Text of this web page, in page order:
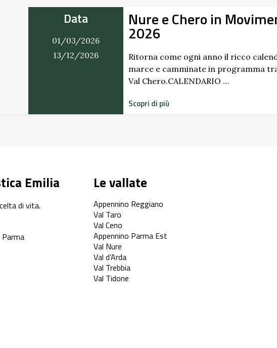
Data
01/03/2026
13/12/2026
Nure e Chero in
2026
Ritorna come ogni anno il ricco
marce e camminate in programma
Val Chero.CALENDARIO …
Scopri di più
Emilia
di vita.
Le vallate
Appennino Reggiano
Val Taro
Val Ceno
Appennino Parma Est
Val Nure
Val d’Arda
Val Trebbia
Val Tidone